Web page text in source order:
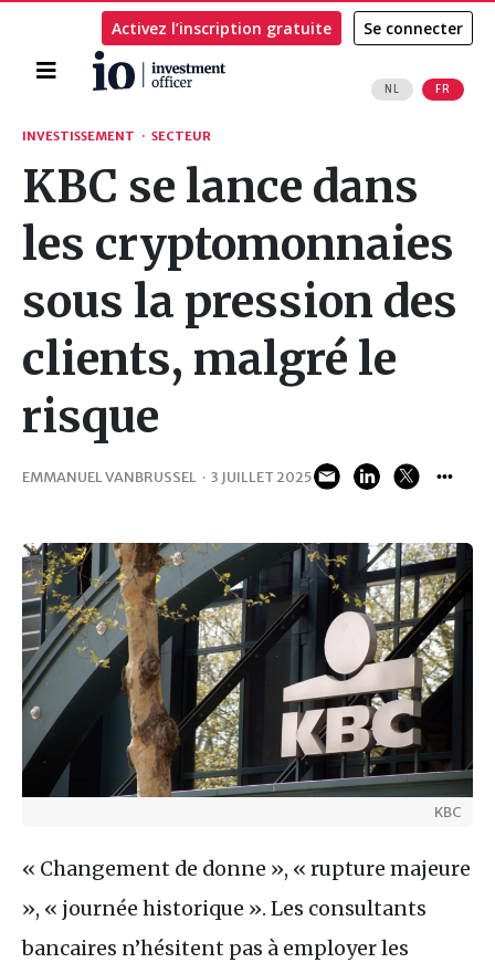
Accueil
NL FR
Activez l’inscription gratuite Se connecter
Rechercher
INVESTISSEMENT · SECTEUR
KBC se lance dans
les cryptomonnaies
sous la pression des
clients, malgré le
risque
EMMANUEL VANBRUSSEL · 3 JUILLET 2025
KBC
« Changement de donne », « rupture majeure
», « journée historique ». Les consultants
bancaires n’hésitent pas à employer les